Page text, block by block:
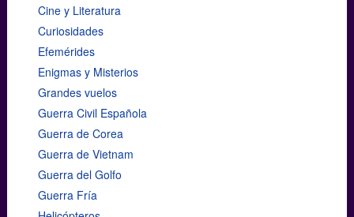
Cine y Literatura
Curiosidades
Efemérides
Enigmas y Misterios
Grandes vuelos
Guerra Civil Española
Guerra de Corea
Guerra de Vietnam
Guerra del Golfo
Guerra Fría